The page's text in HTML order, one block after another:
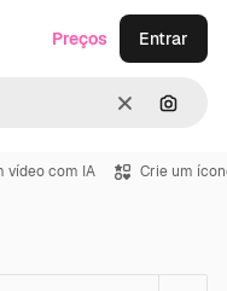
Limpar
Preços Entrar
vídeo com IA Crie um